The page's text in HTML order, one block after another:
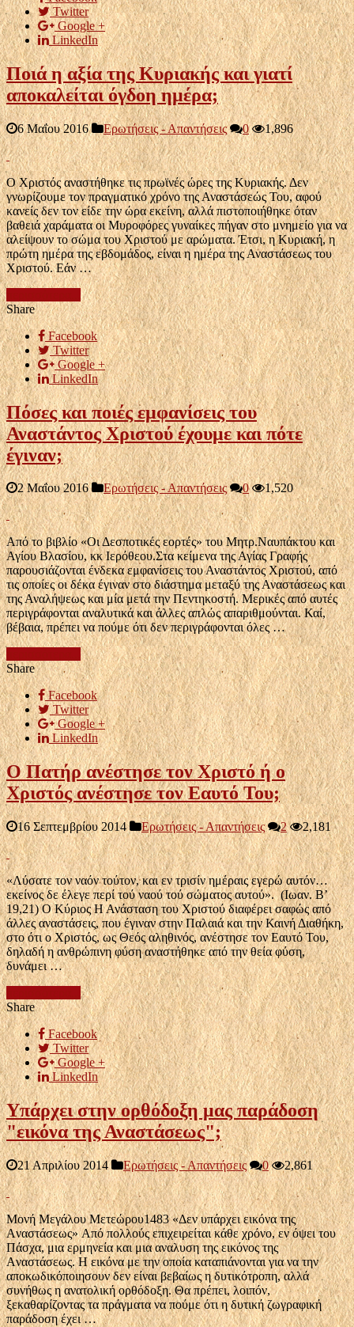
Twitter
Google +
LinkedIn
Ποιά η αξία της Κυριακής και γιατί
αποκαλείται όγδοη ημέρα;
6 Μαΐου 2016 Ερωτήσεις - Απαντήσεις 0 1,896
Ο Χριστός αναστήθηκε τις πρωϊνές ώρες της Κυριακής. Δεν
γνωρίζουμε τον πραγματικό χρόνο της Αναστάσεώς Του, αφού
κανείς δεν τον είδε την ώρα εκείνη, αλλά πιστοποιήθηκε όταν
βαθειά χαράματα οι Μυροφόρες γυναίκες πήγαν στο μνημείο για να
αλείψουν το σώμα του Χριστού με αρώματα. Έτσι, η Κυριακή, η
πρώτη ημέρα της εβδομάδος, είναι η ημέρα της Αναστάσεως του
Χριστού. Εάν …
Share
Facebook
Twitter
Google +
LinkedIn
Πόσες και ποιές εμφανίσεις του
Αναστάντος Χριστού έχουμε και πότε
έγιναν;
2 Μαΐου 2016 Ερωτήσεις - Απαντήσεις 0 1,520
Από το βιβλίο «Οι Δεσποτικές εορτές» του Μητρ.Ναυπάκτου και
Αγίου Βλασίου, κκ Ιερόθεου.Στα κείμενα της Αγίας Γραφής
παρουσιάζονται ένδεκα εμφανίσεις του Αναστάντος Χριστού, από
τις οποίες οι δέκα έγιναν στο διάστημα μεταξύ της Αναστάσεως και
της Αναλήψεως και μία μετά την Πεντηκοστή. Μερικές από αυτές
περιγράφονται αναλυτικά και άλλες απλώς απαριθμούνται. Καί,
βέβαια, πρέπει να πούμε ότι δεν περιγράφονται όλες …
Share
Facebook
Twitter
Google +
LinkedIn
Ο Πατήρ ανέστησε τον Χριστό ή ο
Χριστός ανέστησε τον Εαυτό Του;
16 Σεπτεμβρίου 2014 Ερωτήσεις - Απαντήσεις 2 2,181
«Λύσατε τον ναόν τούτον, και εν τρισίν ημέραις εγερώ αυτόν…
εκείνος δε έλεγε περί τού ναού τού σώματος αυτού». (Ιωαν. Β’
19,21) Ο Κύριος Η Ανάσταση του Χριστού διαφέρει σαφώς από
άλλες αναστάσεις, που έγιναν στην Παλαιά και την Καινή Διαθήκη,
στο ότι ο Χριστός, ως Θεός αληθινός, ανέστησε τον Εαυτό Του,
δηλαδή η ανθρώπινη φύση αναστήθηκε από την θεία φύση,
δυνάμει …
Share
Facebook
Twitter
Google +
LinkedIn
Υπάρχει στην ορθόδοξη μας παράδοση
"εικόνα της Αναστάσεως";
21 Απριλίου 2014 Ερωτήσεις - Απαντήσεις 0 2,861
Μονή Μεγάλου Μετεώρου1483 «Δεν υπάρχει εικόνα της
Aναστάσεως» Aπό πολλούς επιχειρείται κάθε χρόνο, εν όψει του
Πάσχα, μια ερμηνεία και μια αναλυση της εικόνος της
Aναστάσεως. H εικόνα με την οποία καταπιάνονται για να την
αποκωδικόποιησουν δεν είναι βεβαίως η δυτικότροπη, αλλά
συνήθως η ανατολική ορθόδοξη. Θα πρέπει, λοιπόν,
ξεκαθαρίζοντας τα πράγματα να πούμε ότι η δυτική ζωγραφική
παράδοση έχει …